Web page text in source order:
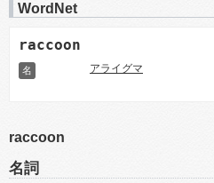
WordNet
raccoon
名 アライグマ
raccoon
名詞